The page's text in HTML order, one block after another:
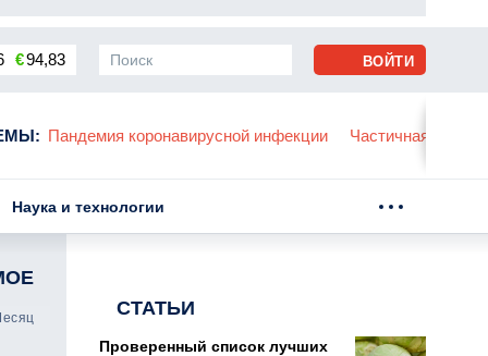
€94,83
: Пандемия коронавирусной инфекции Частичная
ВОЙТИ
Наука и технологии
СТАТЬИ
Проверенный список лучших